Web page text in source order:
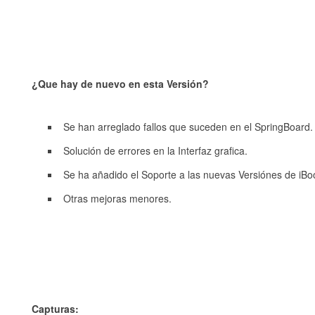
¿Que hay de nuevo en esta Versión?
Se han arreglado fallos que suceden en el SpringBoard.
Solución de errores en la Interfaz grafica.
Se ha añadido el Soporte a las nuevas Versiónes de
Otras mejoras menores.
Capturas: